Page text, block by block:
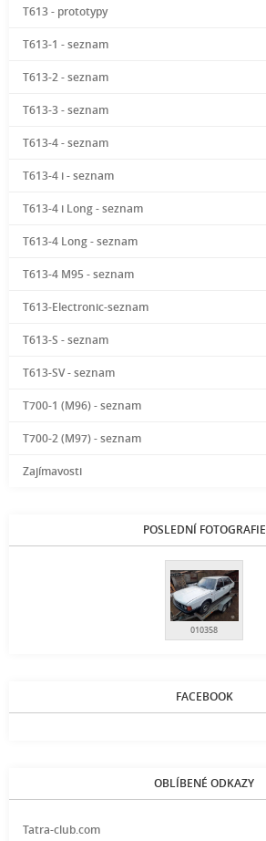
T613 - prototypy
T613-1 - seznam
T613-2 - seznam
T613-3 - seznam
T613-4 - seznam
T613-4 i - seznam
T613-4 i Long - seznam
T613-4 Long - seznam
T613-4 M95 - seznam
T613-Electronic-seznam
T613-S - seznam
T613-SV - seznam
T700-1 (M96) - seznam
T700-2 (M97) - seznam
Zajímavosti
POSLEDNÍ FOTOGRAFIE
010358
FACEBOOK
OBLÍBENÉ ODKAZY
Tatra-club.com